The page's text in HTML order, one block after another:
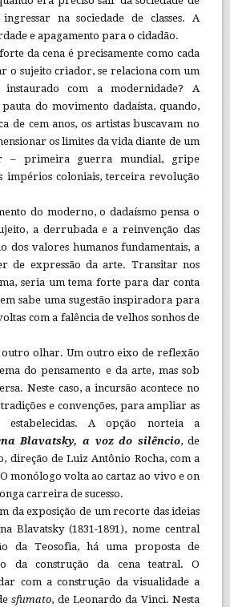
ingressar na sociedade de classes. A
e apagamento para o cidadão.
da cena é precisamente como cada
o sujeito criador, se relaciona com um
com a modernidade? A
do movimento dadaísta, quando,
de cem anos, os artistas buscavam no
os limites da vida diante de um
– primeira guerra mundial, gripe
impérios coloniais, terceira revolução
do moderno, o dadaísmo pensa o
a derrubada e a reinvenção das
dos valores humanos fundamentais, a
de expressão da arte. Transitar nos
seria um tema forte para dar conta
sabe uma sugestão inspiradora para
com a falência de velhos sonhos de
outro olhar. Um outro eixo de reflexão
do pensamento e da arte, mas sob
Neste caso, a incursão acontece no
e convenções, para ampliar as
estabelecidas. A opção norteia a
Blavatsky, a voz do silêncio, de
direção de Luiz Antônio Rocha, com a
monólogo volta ao cartaz ao vivo e on
carreira de sucesso.
da exposição de um recorte das ideias
Blavatsky (1831-1891), nome central
da Teosofia, há uma proposta de
da construção da cena teatral. O
com a construção da visualidade a
sfumato, de Leonardo da Vinci. Nesta